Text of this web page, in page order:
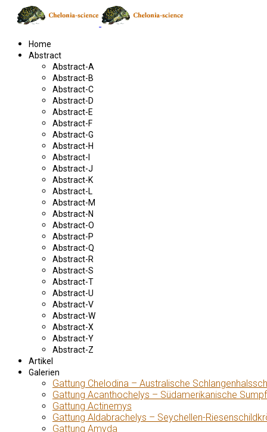
Home
Abstract
Abstract-A
Abstract-B
Abstract-C
Abstract-D
Abstract-E
Abstract-F
Abstract-G
Abstract-H
Abstract-I
Abstract-J
Abstract-K
Abstract-L
Abstract-M
Abstract-N
Abstract-O
Abstract-P
Abstract-Q
Abstract-R
Abstract-S
Abstract-T
Abstract-U
Abstract-V
Abstract-W
Abstract-X
Abstract-Y
Abstract-Z
Artikel
Galerien
Gattung Chelodina – Australische
Gattung Acanthochelys – Südamerikanische
Gattung Actinemys
Gattung Aldabrachelys – Seychellen-
Gattung Amyda